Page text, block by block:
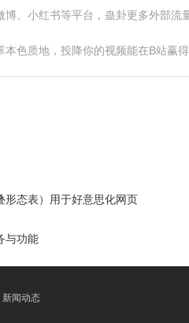
、小红书等平台，蛊卦更多外部流
色质地，投降你的视频能在B站赢得
形态表）用于好意思化网页
与功能
新闻动态